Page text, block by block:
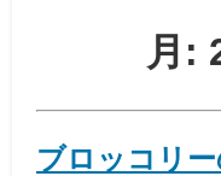
月:
ブロッコリ